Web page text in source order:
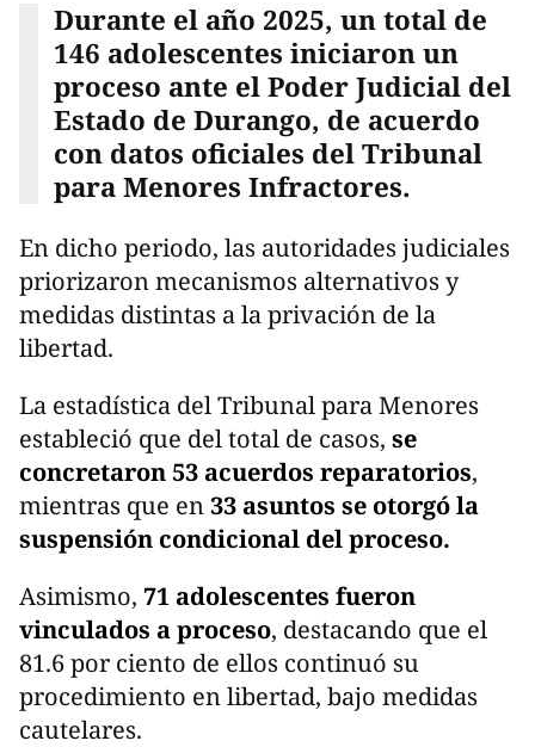
Durante el año 2025, un total de
146 adolescentes iniciaron un
proceso ante el Poder Judicial del
Estado de Durango, de acuerdo
con datos oficiales del Tribunal
para Menores Infractores.
En dicho periodo, las autoridades judiciales
priorizaron mecanismos alternativos y
medidas distintas a la privación de la
libertad.
La estadística del Tribunal para Menores
estableció que del total de casos, se
concretaron 53 acuerdos reparatorios,
mientras que en33 asuntos se otorgó la
suspensión condicional del proceso.
Asimismo, 71 adolescentes fueron
vinculados a proceso, destacando que el
81.6 por ciento de ellos continuó su
procedimiento en libertad, bajo medidas
cautelares.